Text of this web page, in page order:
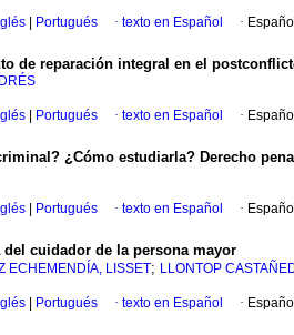
Portugués · texto en Español ·
de reparación integral en el
Portugués · texto en Español ·
¿Cómo estudiarla? Derecho
Portugués · texto en Español ·
cuidador de la persona mayor
ECHEMENDÍA, LISSET; LLONTOP
Portugués · texto en Español ·